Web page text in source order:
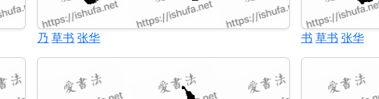
乃 草书 张华 书 草书 张华